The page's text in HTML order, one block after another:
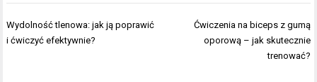
Nawigacja
wpisu
Wydolność tlenowa: jak ją poprawić
i ćwiczyć efektywnie?
Ćwiczenia na biceps z gumą
oporową – jak skutecznie
trenować?